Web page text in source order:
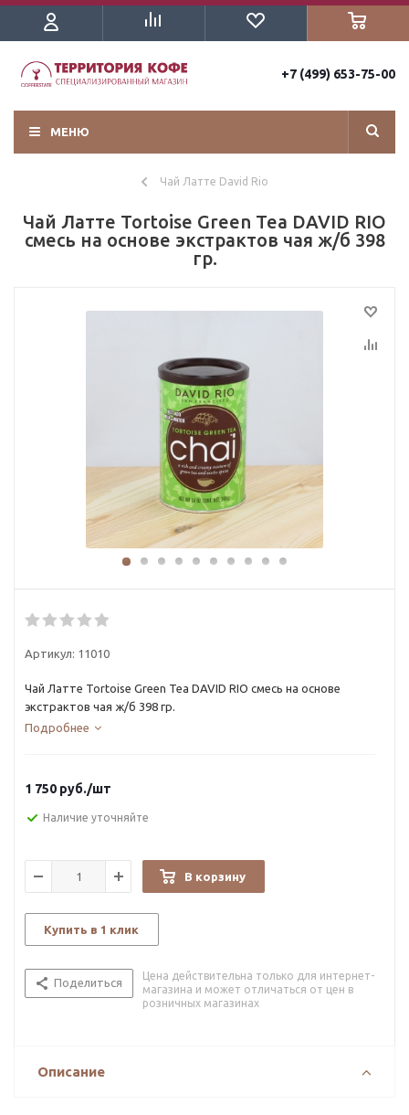
+7 (499) 653-75-00
МЕНЮ
Чай Латте David Rio
Чай Латте Tortoise Green Tea DAVID RIO
смесь на основе экстрактов чая ж/б 398
гр.
Артикул: 11010
Чай Латте Tortoise Green Tea DAVID RIO смесь на основе
экстрактов чая ж/б 398 гр.
Подробнее
1 750 руб./шт
Наличие уточняйте
В корзину
Купить в 1 клик
Поделиться
Цена действительна только для интернет-
магазина и может отличаться от цен в
розничных магазинах
Описание